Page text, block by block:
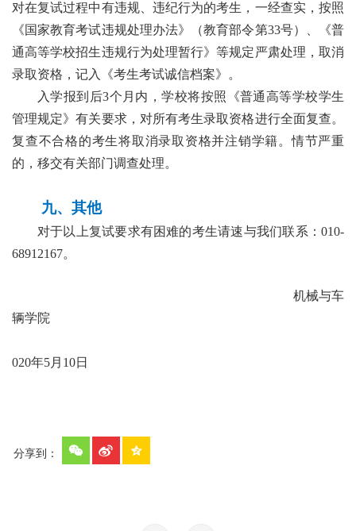
对在复试过程中有违规、违纪行为的考生，一经查实，按照
《国家教育考试违规处理办法》（教育部令第33号）、《普
通高等学校招生违规行为处理暂行》等规定严肃处理，取消
录取资格，记入《考生考试诚信档案》。
入学报到后3个月内，学校将按照《普通高等学校学生
管理规定》有关要求，对所有考生录取资格进行全面复查。
复查不合格的考生将取消录取资格并注销学籍。情节严重
的，移交有关部门调查处理。
九、其他
对于以上复试要求有困难的考生请速与我们联系： 010-
68912167。
机械与车
辆学院
020年5月 10日
分享到：